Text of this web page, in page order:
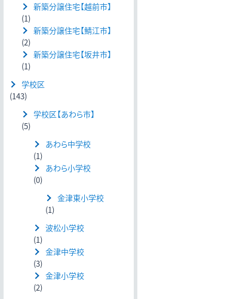
新築分譲住宅【越前市】
(1)
新築分譲住宅【鯖江市】
(2)
新築分譲住宅【坂井市】
(1)
学校区
(143)
学校区【あわら市】
(5)
あわら中学校
(1)
あわら小学校
(0)
金津東小学校
(1)
波松小学校
(1)
金津中学校
(3)
金津小学校
(2)